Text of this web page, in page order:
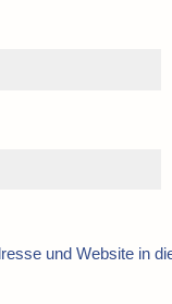
und Website in